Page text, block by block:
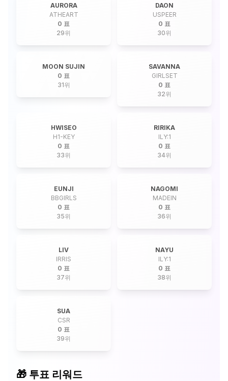
AURORA
ATHEART
0 표
29위
DAON
USPEER
0 표
30위
MOON SUJIN
0 표
31위
SAVANNA
GIRLSET
0 표
32위
HWISEO
H1-KEY
0 표
33위
RIRIKA
ILY:1
0 표
34위
EUNJI
BBGIRLS
0 표
35위
NAGOMI
MADEIN
0 표
36위
LIV
IRRIS
0 표
37위
NAYU
ILY:1
0 표
38위
SUA
CSR
0 표
39위
🎁 투표 리워드